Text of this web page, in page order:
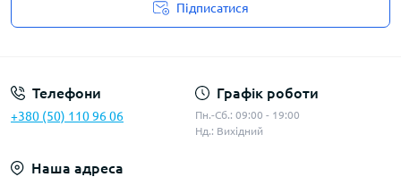
Підписатися
Телефони
+380 (50) 110 96 06
Графік роботи
Пн.-Сб.: 09:00 - 19:00
Нд.: Вихідний
Наша адреса